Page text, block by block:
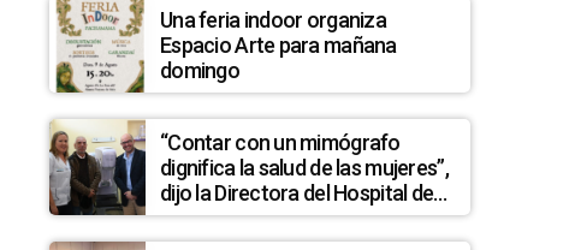
Una feria indoor organiza
Espacio Arte para mañana
domingo
“Contar con un mimógrafo
dignifica la salud de las mujeres”,
dijo la Directora del Hospital de
Treinta y Tres